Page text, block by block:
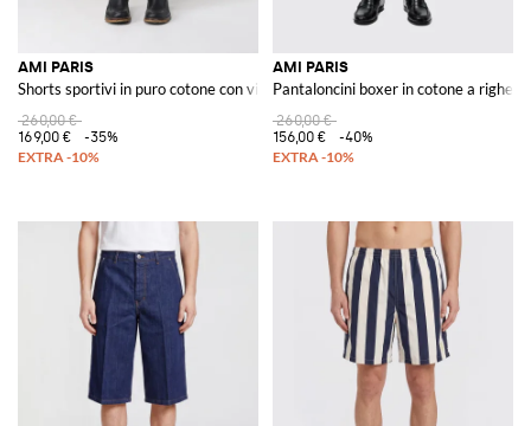
AMI PARIS
Shorts sportivi in puro cotone con vita elasticizzata e tasca a toppa
260,00 €
169,00 €
-35%
AMI PARIS
Pantaloncini boxer in cotone a righe
260,00 €
156,00 €
-40%